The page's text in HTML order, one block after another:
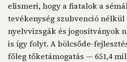
elismeri, hogy a fiatalok a
tevékenység szubvenció
nyelvvizsgák és jogosítványok
is így folyt. A bölcsőde-
főleg tőketámogatás — 651,4